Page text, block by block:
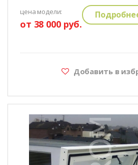
цена модели:
от 38 000 руб.
Добавить в